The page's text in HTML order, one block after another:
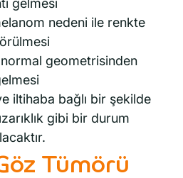
gelmesi
nedeni ile renkte
geometrisinden
iltihaba bağlı bir şekilde
gibi bir durum
Tümörü